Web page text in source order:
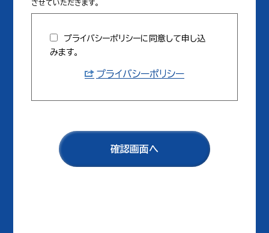
させていただきます。
プライバシーポリシーに同意して申し込
みます。
プライバシーポリシー